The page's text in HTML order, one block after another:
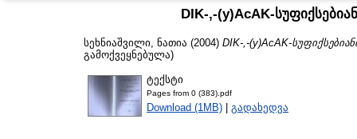
DIK-,-(y)AcAK-
სეხნიაშვილი, ნათია (2004) DIK-,-(y)AcAK-
გამოქვეყნებულა)
ტექსტი
Pages from 0 (383).pdf
Download (1MB) | გადახედვა